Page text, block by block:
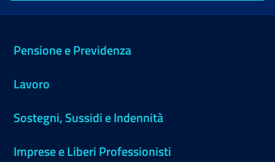
Pensione e Previdenza
Lavoro
Sostegni, Sussidi e Indennità
Imprese e Liberi Professionisti